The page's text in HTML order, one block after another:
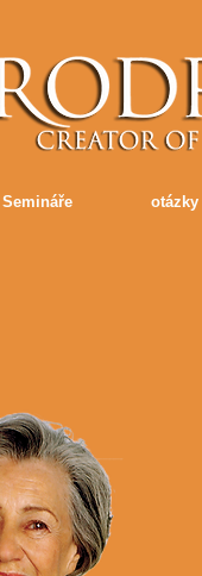
Semináře otázky